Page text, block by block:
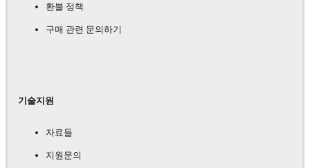
환불 정책
구매 관련 문의하기
기술지원
자료들
지원문의